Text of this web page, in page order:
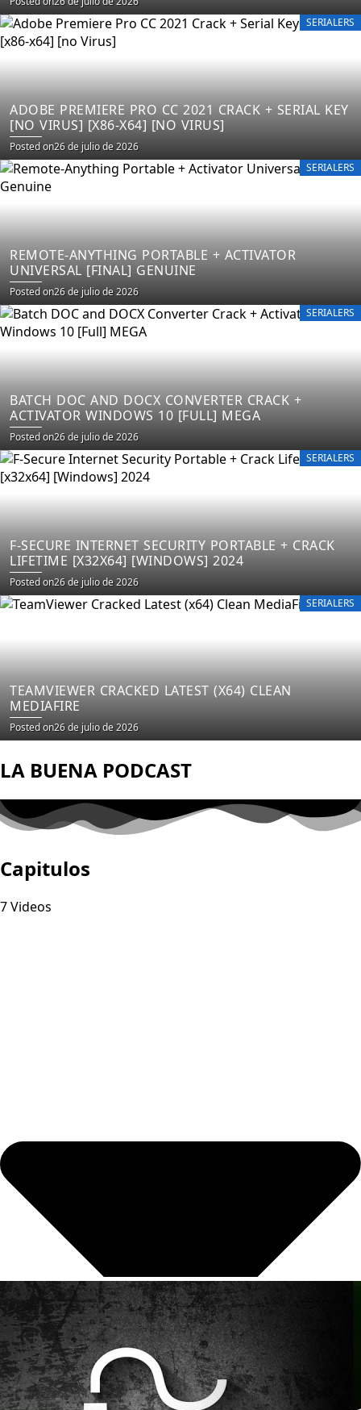
SERIALERS
ADOBE PREMIERE PRO CC 2021 CRACK + SERIAL KEY
[NO VIRUS] [X86-X64] [NO VIRUS]
Posted on26 de julio de 2026
SERIALERS
REMOTE-ANYTHING PORTABLE + ACTIVATOR
UNIVERSAL [FINAL] GENUINE
Posted on26 de julio de 2026
SERIALERS
BATCH DOC AND DOCX CONVERTER CRACK +
ACTIVATOR WINDOWS 10 [FULL] MEGA
Posted on26 de julio de 2026
SERIALERS
F-SECURE INTERNET SECURITY PORTABLE + CRACK
LIFETIME [X32X64] [WINDOWS] 2024
Posted on26 de julio de 2026
SERIALERS
TEAMVIEWER CRACKED LATEST (X64) CLEAN
MEDIAFIRE
Posted on26 de julio de 2026
LA BUENA PODCAST
Capitulos
7 Videos